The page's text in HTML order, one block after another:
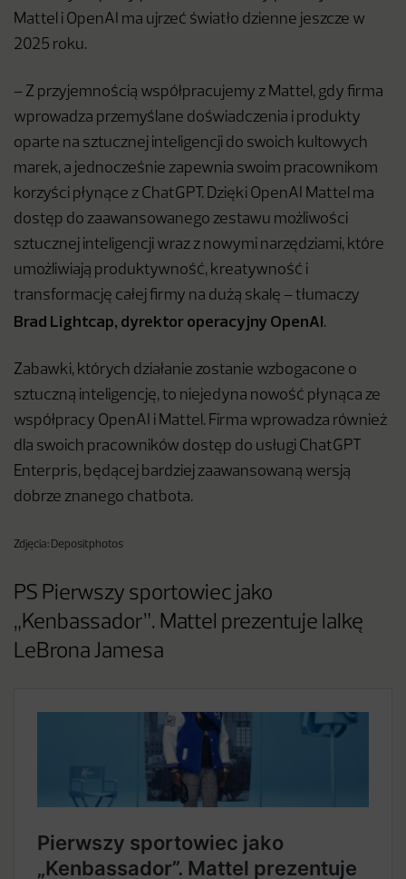
Mattel i OpenAI ma ujrzeć światło dzienne jeszcze w
2025 roku.
– Z przyjemnością współpracujemy z Mattel, gdy firma
wprowadza przemyślane doświadczenia i produkty
oparte na sztucznej inteligencji do swoich kultowych
marek, a jednocześnie zapewnia swoim pracownikom
korzyści płynące z ChatGPT. Dzięki OpenAI Mattel ma
dostęp do zaawansowanego zestawu możliwości
sztucznej inteligencji wraz z nowymi narzędziami, które
umożliwiają produktywność, kreatywność i
transformację całej firmy na dużą skalę – tłumaczy
Brad Lightcap, dyrektor operacyjny OpenAI.
Zabawki, których działanie zostanie wzbogacone o
sztuczną inteligencję, to niejedyna nowość płynąca ze
współpracy OpenAI i Mattel. Firma wprowadza również
dla swoich pracowników dostęp do usługi ChatGPT
Enterpris, będącej bardziej zaawansowaną wersją
dobrze znanego chatbota.
Zdjęcia: Depositphotos
PS Pierwszy sportowiec jako
„Kenbassador”. Mattel prezentuje lalkę
LeBrona Jamesa